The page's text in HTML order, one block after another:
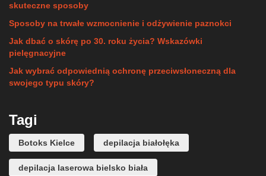
skuteczne sposoby
Sposoby na trwałe wzmocnienie i odżywienie paznokci
Jak dbać o skórę po 30. roku życia? Wskazówki
pielęgnacyjne
Jak wybrać odpowiednią ochronę przeciwsłoneczną dla
swojego typu skóry?
Tagi
Botoks Kielce depilacja białołęka
depilacja laserowa bielsko biała